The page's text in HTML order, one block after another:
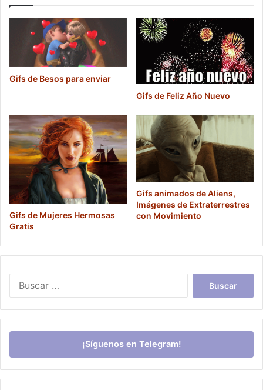
Gifs de Besos para enviar
Gifs de Feliz Año Nuevo
Gifs de Mujeres Hermosas
Gratis
Gifs animados de Aliens,
Imágenes de Extraterrestres
con Movimiento
¡Síguenos en Telegram!